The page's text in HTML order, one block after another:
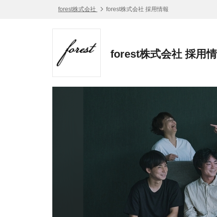
forest株式会社 forest株式会社 採用情報
forest株式会社 採用